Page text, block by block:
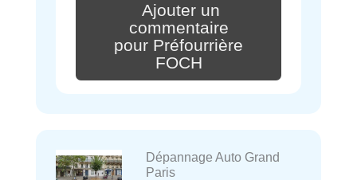
Ajouter un
commentaire
pour Préfourrière
FOCH
Dépannage Auto Grand
Paris